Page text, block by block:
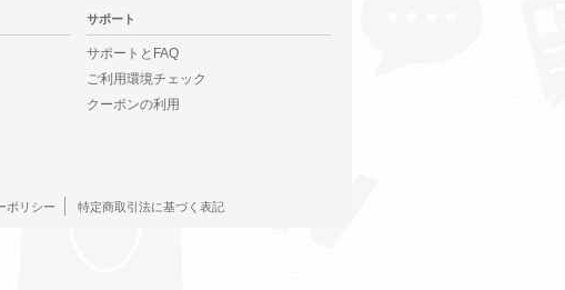
サポート
サポートとFAQ
ご利用環境チェック
クーポンの利用
ポリシー 特定商取引法に基づく表記